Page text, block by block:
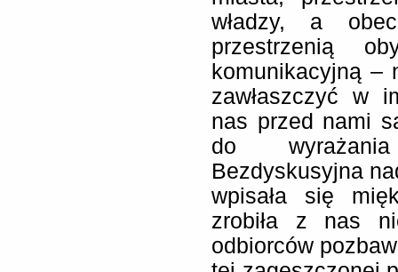
władzy, a
przestrzenią
komunikacyjną –
zawłaszczyć w
nas przed nami
do
Bezdyskusyjna
wpisała się
zrobiła z nas
odbiorców